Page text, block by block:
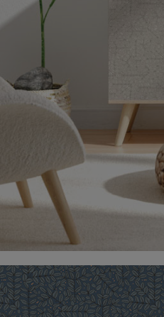
DIYパーツ
その他
International
Shipping